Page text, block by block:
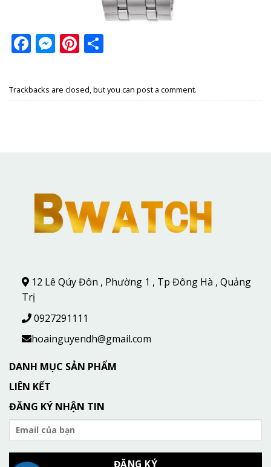
Facebook
Messenger
Pinterest
Trackbacks are closed, but you can post a comment.
12 Lê Qúy Đôn , Phường 1 , Tp Đông Hà , Quảng
Trị
0927291111
hoainguyendh@gmail.com
DANH MỤC SẢN PHẨM
LIÊN KẾT
ĐĂNG KÝ NHẬN TIN